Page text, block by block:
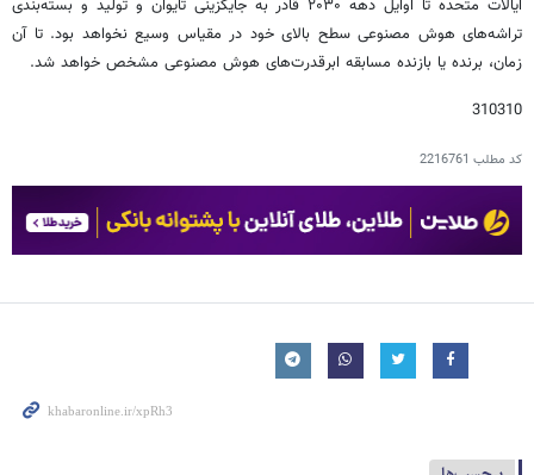
ایالات متحده تا اوایل دهه ۲۰۳۰ قادر به جایگزینی تایوان و تولید و بسته‌بندی
تراشه‌های هوش مصنوعی سطح بالای خود در مقیاس وسیع نخواهد بود. تا آن
زمان، برنده یا بازنده مسابقه ابرقدرت‌های هوش مصنوعی مشخص خواهد شد.
310310
کد مطلب 2216761